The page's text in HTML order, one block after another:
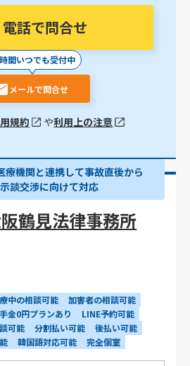
電話で問合せ
間いつでも受付中
メールで問合せ
規約 や利用上の注意
療機関と連携して事故直後から
談交渉に向けて対応
鶴見法律事務所
中の相談可能
加害者の相談可能
金0円プランあり
LINE予約可能
可能 分割払い可能
後払い可能
韓国語対応可能 完全個室